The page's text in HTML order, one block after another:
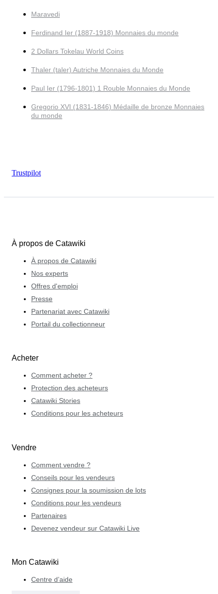
Maravedi
Ferdinand Ier (1887-1918) Monnaies du monde
2 Dollars Tokelau World Coins
Thaler (taler) Autriche Monnaies du Monde
Paul Ier (1796-1801) 1 Rouble Monnaies du Monde
Gregorio XVI (1831-1846) Médaille de bronze Monnaies
du monde
Trustpilot
À propos de Catawiki
À propos de Catawiki
Nos experts
Offres d'emploi
Presse
Partenariat avec Catawiki
Portail du collectionneur
Acheter
Comment acheter ?
Protection des acheteurs
Catawiki Stories
Conditions pour les acheteurs
Vendre
Comment vendre ?
Conseils pour les vendeurs
Consignes pour la soumission de lots
Conditions pour les vendeurs
Partenaires
Devenez vendeur sur Catawiki Live
Mon Catawiki
Centre d’aide